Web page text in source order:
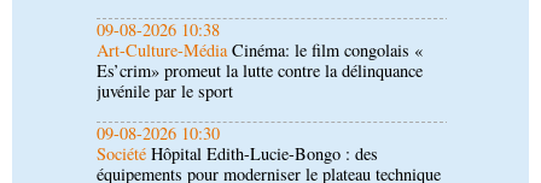
09-08-2026 10:30
SociétéHôpital Edith-Lucie-Bongo : des
équipements pour moderniser le plateau technique
08-08-2026 16:30
Société Lutte contre les épidémies : les employés
de la maison de retraite Kambissi en formation